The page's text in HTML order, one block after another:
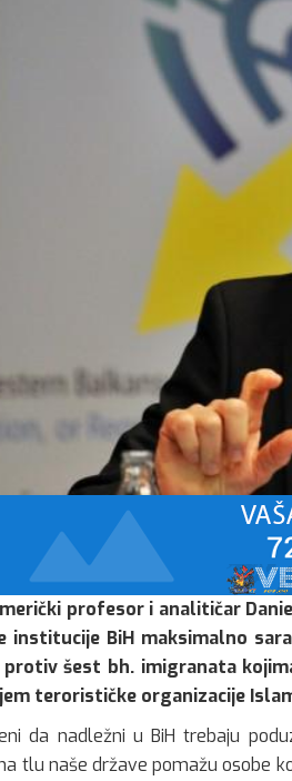
profesor i analitičar
institucije BiH maksimalno
šest bh. imigranata
terorističke organizacije
da nadležni u BiH trebaju
tlu naše države pomažu osobe